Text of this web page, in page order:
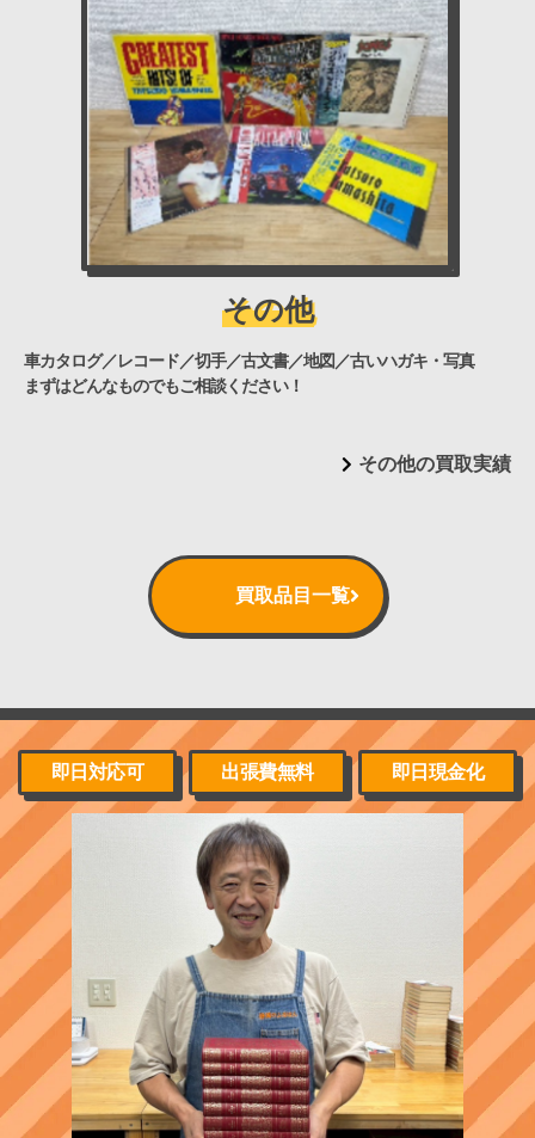
その他
車カタログ／レコード／切手／古文書／地図／古いハガキ・写真
まずはどんなものでもご相談ください！
その他の買取実績
買取品目一覧
即日対応可 出張費無料 即日現金化